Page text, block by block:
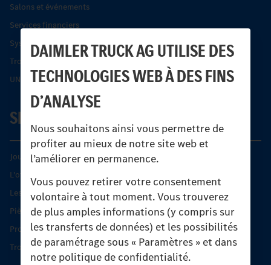
DAIMLER TRUCK AG UTILISE DES
TECHNOLOGIES WEB À DES FINS
D’ANALYSE
Nous souhaitons ainsi vous permettre de
profiter au mieux de notre site web et
l’améliorer en permanence.
Vous pouvez retirer votre consentement
volontaire à tout moment. Vous trouverez
de plus amples informations (y compris sur
les transferts de données) et les possibilités
de paramétrage sous « Paramètres » et dans
notre politique de confidentialité.
Salons et événements
Services financiers
Systèmes de sécurité Econic
Trouver un partenaire
UNI-TOUCH®
SERVICE
Journées diagnostic Technique S.A.V Unimog
L'offre de services Unimog
Les produits phares
Pièces d’origine
Protection et maintien de la valeur
Trouver un partenaire